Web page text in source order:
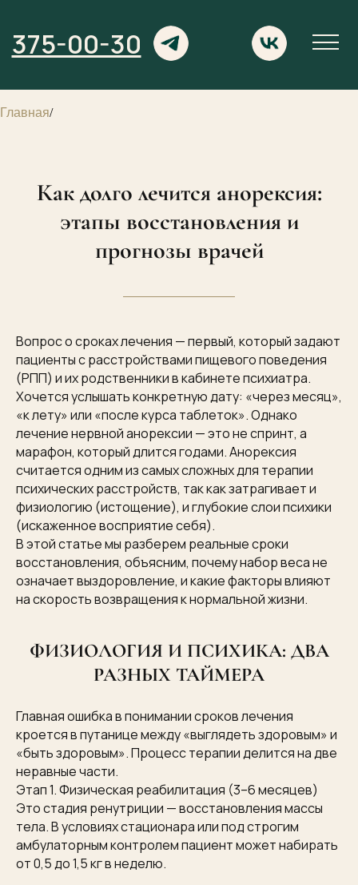
375-00-30
Главная/
Как долго лечится анорексия:
этапы восстановления и
прогнозы врачей
Вопрос о сроках лечения — первый, который задают
пациенты с расстройствами пищевого поведения
(РПП) и их родственники в кабинете психиатра.
Хочется услышать конкретную дату: «через месяц»,
«к лету» или «после курса таблеток». Однако
лечение нервной анорексии — это не спринт, а
марафон, который длится годами. Анорексия
считается одним из самых сложных для терапии
психических расстройств, так как затрагивает и
физиологию (истощение), и глубокие слои психики
(искаженное восприятие себя).
В этой статье мы разберем реальные сроки
восстановления, объясним, почему набор веса не
означает выздоровление, и какие факторы влияют
на скорость возвращения к нормальной жизни.
ФИЗИОЛОГИЯ И ПСИХИКА: ДВА
РАЗНЫХ ТАЙМЕРА
Главная ошибка в понимании сроков лечения
кроется в путанице между «выглядеть здоровым» и
«быть здоровым». Процесс терапии делится на две
неравные части.
Этап 1. Физическая реабилитация (3–6 месяцев)
Это стадия ренутриции — восстановления массы
тела. В условиях стационара или под строгим
амбулаторным контролем пациент может набирать
от 0,5 до 1,5 кг в неделю.